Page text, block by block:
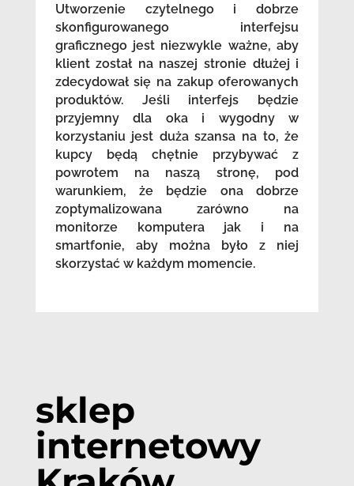
Utworzenie czytelnego i dobrze
skonfigurowanego interfejsu
graficznego jest niezwykle ważne, aby
klient został na naszej stronie dłużej i
zdecydował się na zakup oferowanych
produktów. Jeśli interfejs będzie
przyjemny dla oka i wygodny w
korzystaniu jest duża szansa na to, że
kupcy będą chętnie przybywać z
powrotem na naszą stronę, pod
warunkiem, że będzie ona dobrze
zoptymalizowana zarówno na
monitorze komputera jak i na
smartfonie, aby można było z niej
skorzystać w każdym momencie.
sklep
internetowy